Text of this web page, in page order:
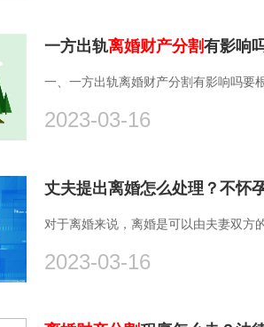
一方出轨离婚财产分割有影响
一、一方出轨离婚财产分割有影响吗要
2023-03-16
丈夫提出离婚怎么处理？不怀
对于离婚来说，离婚是可以由夫妻双方
2023-03-16